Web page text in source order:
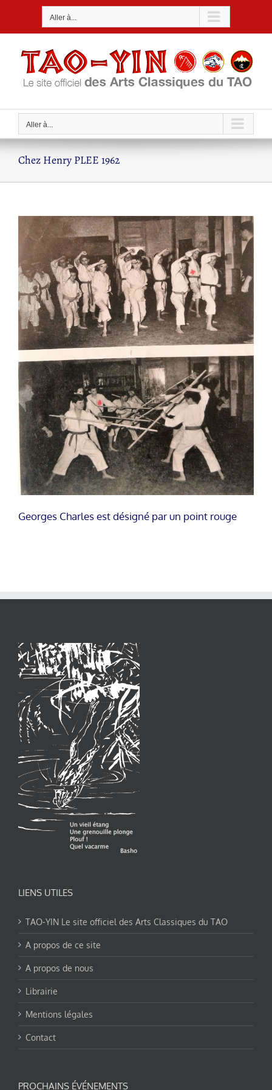
Aller à...
Aller à...
Chez Henry PLEE 1962
Georges Charles est désigné par un point rouge
LIENS UTILES
TAO-YIN Le site officiel des Arts Classiques du TAO
A propos de ce site
A propos de nous
Librairie
Mentions légales
Contact
PROCHAINS ÉVÉNEMENTS